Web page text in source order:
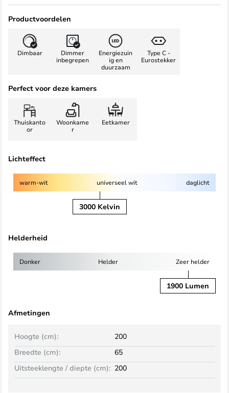
Productvoordelen
Dimbaar
Dimmer
inbegrepen
Energiezuin
ig en
duurzaam
Type C -
Eurostekker
Perfect voor deze kamers
Thuiskanto
or
Woonkame
r
Eetkamer
Lichteffect
warm-wit universeel wit daglicht
3000 Kelvin
Helderheid
Donker Helder Zeer helder
1900 Lumen
Afmetingen
Breedte (cm): 65
Hoogte (cm): 200
Uitsteeklengte / diepte (cm): 200